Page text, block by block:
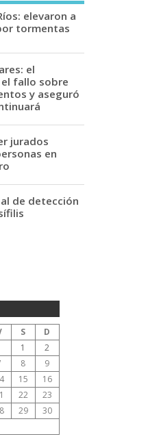
elevaron a
tormentas
el
fallo sobre
y aseguró
jurados
en
de detección
S
D
1
2
8
9
15
16
22
23
29
30